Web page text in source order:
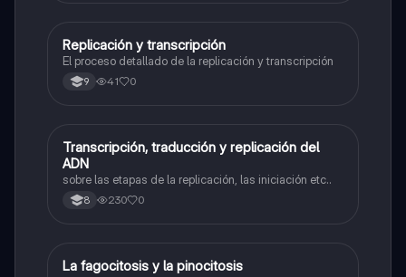
Biologia
Replicación y transcripción
El proceso detallado de la replicación y transcripción
9 41 0
Biologia
Transcripción, traducción y replicación del
ADN
sobre las etapas de la replicación, las iniciación etc..
8 230 0
Biologia
La fagocitosis y la pinocitosis